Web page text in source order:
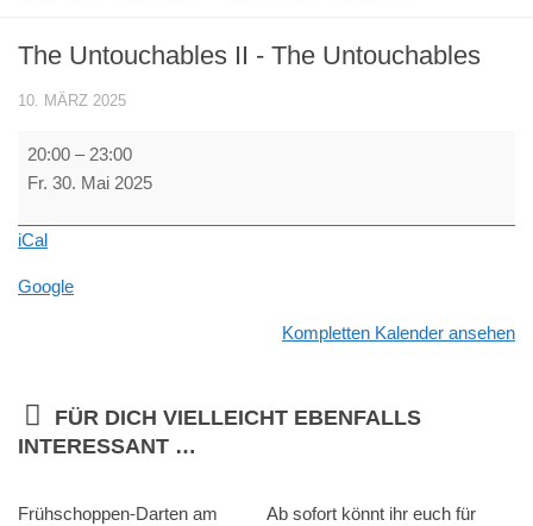
The Untouchables II - The Untouchables
10. MÄRZ 2025
The
Untouchables
-
Untouchables
20:00 – 23:00
Fr. 30. Mai 2025
iCal
Google
Kompletten Kalender ansehen
FÜR DICH VIELLEICHT EBENFALLS
INTERESSANT …
Frühschoppen-Darten am
Ab sofort könnt ihr euch für